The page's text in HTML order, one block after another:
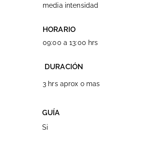
media intensidad
HORARIO
09:00 a 13:00 hrs
DURACIÓN
3 hrs aprox o mas
GUÍA
Si